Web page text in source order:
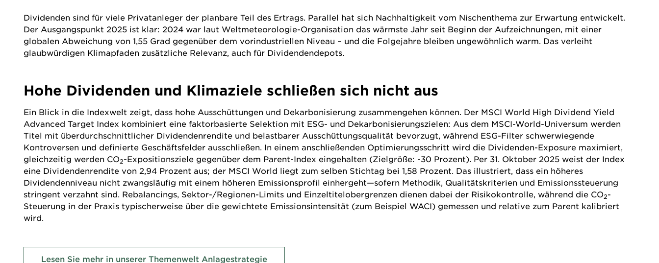
Dividenden sind für viele Privatanleger der planbare Teil des Ertrags. Parallel hat sich Nachhaltigkeit vom Nischenthema zur Erwartung entwickelt.
Der Ausgangspunkt 2025 ist klar: 2024 war laut Weltmeteorologie-Organisation das wärmste Jahr seit Beginn der Aufzeichnungen, mit einer
globalen Abweichung von 1,55 Grad gegenüber dem vorindustriellen Niveau – und die Folgejahre bleiben ungewöhnlich warm. Das verleiht
glaubwürdigen Klimapfaden zusätzliche Relevanz, auch für Dividendendepots.
Hohe Dividenden und Klimaziele schließen sich nicht aus
Ein Blick in die Indexwelt zeigt, dass hohe Ausschüttungen und Dekarbonisierung zusammengehen können. Der MSCI World High Dividend Yield
Advanced Target Index kombiniert eine faktorbasierte Selektion mit ESG- und Dekarbonisierungszielen: Aus dem MSCI-World-Universum werden
Titel mit überdurchschnittlicher Dividendenrendite und belastbarer Ausschüttungsqualität bevorzugt, während ESG-Filter schwerwiegende
Kontroversen und definierte Geschäftsfelder ausschließen. In einem anschließenden Optimierungsschritt wird die Dividenden-Exposure maximiert,
gleichzeitig werden CO2-Expositionsziele gegenüber dem Parent-Index eingehalten (Zielgröße: -30 Prozent). Per 31. Oktober 2025 weist der Index
eine Dividendenrendite von 2,94 Prozent aus; der MSCI World liegt zum selben Stichtag bei 1,58 Prozent. Das illustriert, dass ein höheres
Dividendenniveau nicht zwangsläufig mit einem höheren Emissionsprofil einhergeht—sofern Methodik, Qualitätskriterien und Emissionssteuerung
stringent verzahnt sind. Rebalancings, Sektor-/Regionen-Limits und Einzeltitelobergrenzen dienen dabei der Risikokontrolle, während die CO2-
Steuerung in der Praxis typischerweise über die gewichtete Emissionsintensität (zum Beispiel WACI) gemessen und relative zum Parent kalibriert
wird.
Lesen Sie mehr in unserer Themenwelt Anlagestrategie